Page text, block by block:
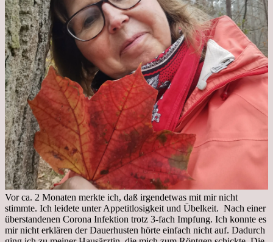
Vor ca. 2 Monaten merkte ich, daß irgendetwas mit mir nicht
stimmte. Ich leidete unter Appetitlosigkeit und Übelkeit. Nach einer
überstandenen Corona Infektion trotz 3-fach Impfung. Ich konnte es
mir nicht erklären der Dauerhusten hörte einfach nicht auf. Dadurch